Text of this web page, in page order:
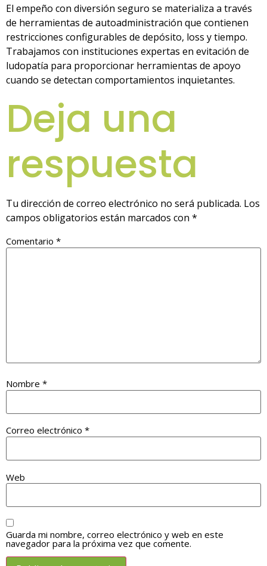
El empeño con diversión seguro se materializa a través
de herramientas de autoadministración que contienen
restricciones configurables de depósito, loss y tiempo.
Trabajamos con instituciones expertas en evitación de
ludopatía para proporcionar herramientas de apoyo
cuando se detectan comportamientos inquietantes.
Deja una
respuesta
Tu dirección de correo electrónico no será publicada. Los
campos obligatorios están marcados con *
Comentario *
Nombre *
Correo electrónico *
Web
Guarda mi nombre, correo electrónico y web en este
navegador para la próxima vez que comente.